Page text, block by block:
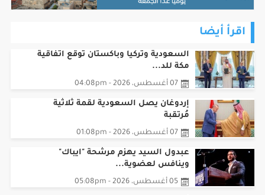
اقرأ أيضا
السعودية وتركيا وباكستان توقع اتفاقية
مكة للد...
07 أغسطس، 2026 - 04:08pm
إردوغان يصل السعودية لقمة ثلاثية
مُرتقبة
07 أغسطس، 2026 - 01:08pm
عبدول السيد يهزم مرشحة "ايباك"
وينافس لعضوية...
05 أغسطس، 2026 - 05:08pm